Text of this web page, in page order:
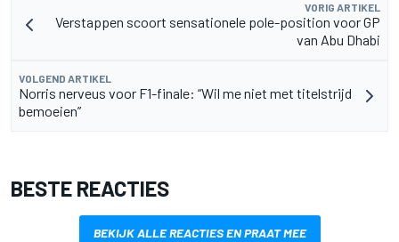
VORIG ARTIKEL
Verstappen scoort sensationele pole-position voor GP
van Abu Dhabi
VOLGEND ARTIKEL
Norris nerveus voor F1-finale: “Wil me niet met titelstrijd
bemoeien”
BESTE REACTIES
BEKIJK ALLE REACTIES EN PRAAT MEE